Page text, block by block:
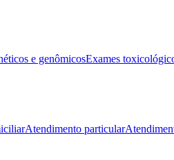
e genômicosExames
Atendimento particular